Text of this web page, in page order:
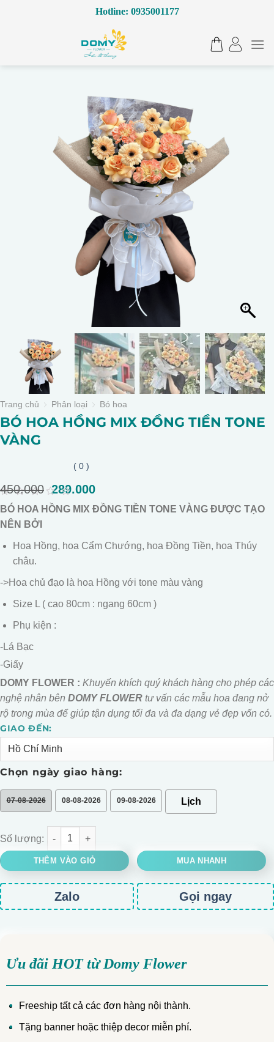
Hotline: 0935001177
Trang chủ Phân loại Bó hoa
BÓ HOA HỒNG MIX ĐỒNG TIỀN TONE
VÀNG
0
out
of
( 0 )
450.000 Giá
gốc
là:
289.000
hiện
tại
289.000.
BÓ HOA HỒNG MIX ĐỒNG TIỀN TONE VÀNG ĐƯỢC TẠO
NÊN BỞI
Hoa Hồng, hoa Cẩm Chướng, hoa Đồng Tiền, hoa Thúy
châu.
->Hoa chủ đạo là hoa Hồng với tone màu vàng
Size L ( cao 80cm : ngang 60cm )
Phụ kiện :
-Lá Bạc
-Giấy
DOMY FLOWER : Khuyến khích quý khách hàng cho phép các
nghệ nhân bên DOMY FLOWER tư vấn các mẫu hoa đang nở
rộ trong mùa để giúp tận dụng tối đa và đa dạng vẻ đẹp vốn có.
GIAO ĐẾN:
Chọn ngày giao hàng:
07-08-2026 08-08-2026 09-08-2026
BÓ HOA HỒNG MIX ĐỒNG TIỀN TONE VÀNG số lượng
THÊM VÀO GIỎ MUA NHANH
Alternative:
Zalo Gọi ngay
Ưu đãi HOT từ Domy Flower
Freeship tất cả các đơn hàng nội thành.
Tặng banner hoặc thiệp decor miễn phí.